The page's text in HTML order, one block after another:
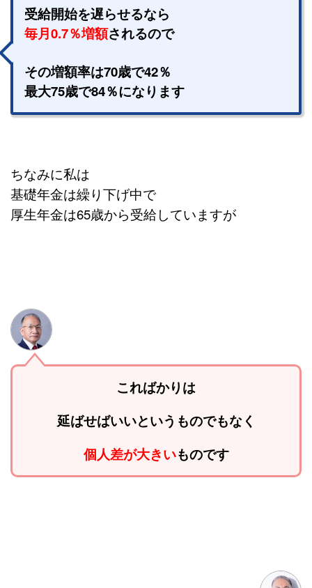
受給開始を遅らせるなら
毎月0.7％増額されるので
その増額率は70歳で42％
最大75歳で84％になります
ちなみに私は
基礎年金は繰り下げ中で
厚生年金は65歳から受給していますが
こればかりは
延ばせばいいというものでもなく
個人差が大きいものです